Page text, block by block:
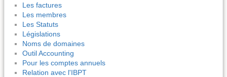
Les factures
Les membres
Les Statuts
Législations
Noms de domaines
Outil Accounting
Pour les comptes annuels
Relation avec l'IBPT